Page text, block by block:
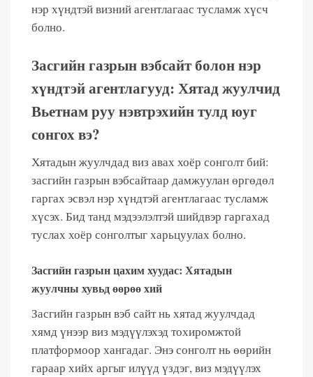
нэр хүндтэй визний агентлагаас тусламж хүсч
болно.
Засгийн газрын вэбсайт болон нэр
хүндтэй агентлагууд: Хятад жуулчид
Вьетнам руу нэвтрэхийн тулд юуг
сонгох вэ?
Хятадын жуулчдад виз авах хоёр сонголт бий:
засгийн газрын вэбсайтаар дамжуулан өргөдөл
гаргах эсвэл нэр хүндтэй агентлагаас тусламж
хүсэх. Бид танд мэдээлэлтэй шийдвэр гаргахад
туслах хоёр сонголтыг харьцуулах болно.
Засгийн газрын цахим хуудас: Хятадын
жуулчны хувьд өөрөө хий
Засгийн газрын вэб сайт нь хятад жуулчдад
хямд үнээр виз мэдүүлэхэд тохиромжтой
платформоор хангадаг. Энэ сонголт нь өөрийн
гараар хийх аргыг илүүд үздэг, виз мэдүүлэх